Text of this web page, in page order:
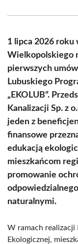
(Twitter)
1 lipca 2026 roku
Wielkopolskiego
pierwszych
Lubuskiego
„EKOLUB”.
Kanalizacji Sp. z
jeden z
finansowe
edukacją
mieszkańcom
promowanie
naturalnymi.
W ramach realizacji
Ekologicznej,